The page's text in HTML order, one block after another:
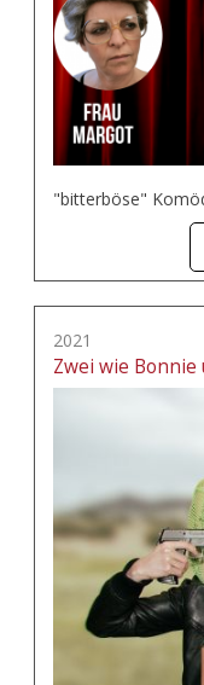
"bitterböse"
2021
Zwei wie Bonnie